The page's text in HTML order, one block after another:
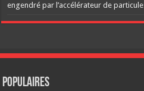
engendré par l’accélérateur de
Populaires